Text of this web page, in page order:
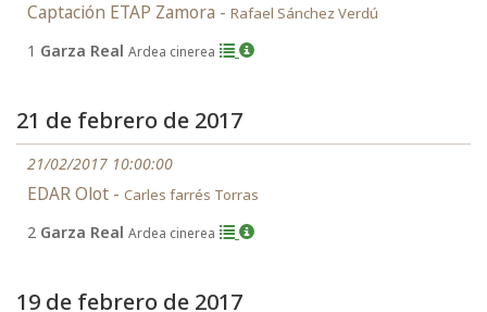
Captación ETAP Zamora - Rafael Sánchez Verdú
1 Garza Real Ardea cinerea
21 de febrero de 2017
21/02/2017 10:00:00
EDAR Olot - Carles farrés Torras
2 Garza Real Ardea cinerea
19 de febrero de 2017